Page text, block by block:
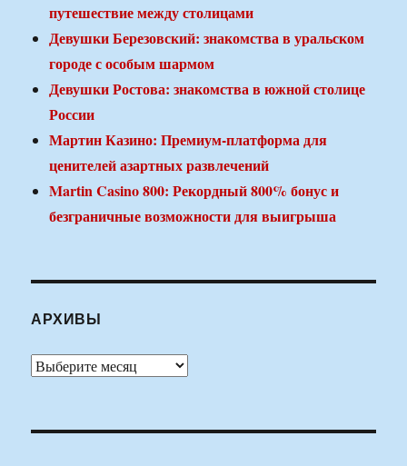
путешествие между столицами
Девушки Березовский: знакомства в уральском
городе с особым шармом
Девушки Ростова: знакомства в южной столице
России
Мартин Казино: Премиум-платформа для
ценителей азартных развлечений
Martin Casino 800: Рекордный 800% бонус и
безграничные возможности для выигрыша
АРХИВЫ
Архивы